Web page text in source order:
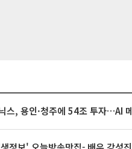
스, 용인·청주에 54조 투자…AI